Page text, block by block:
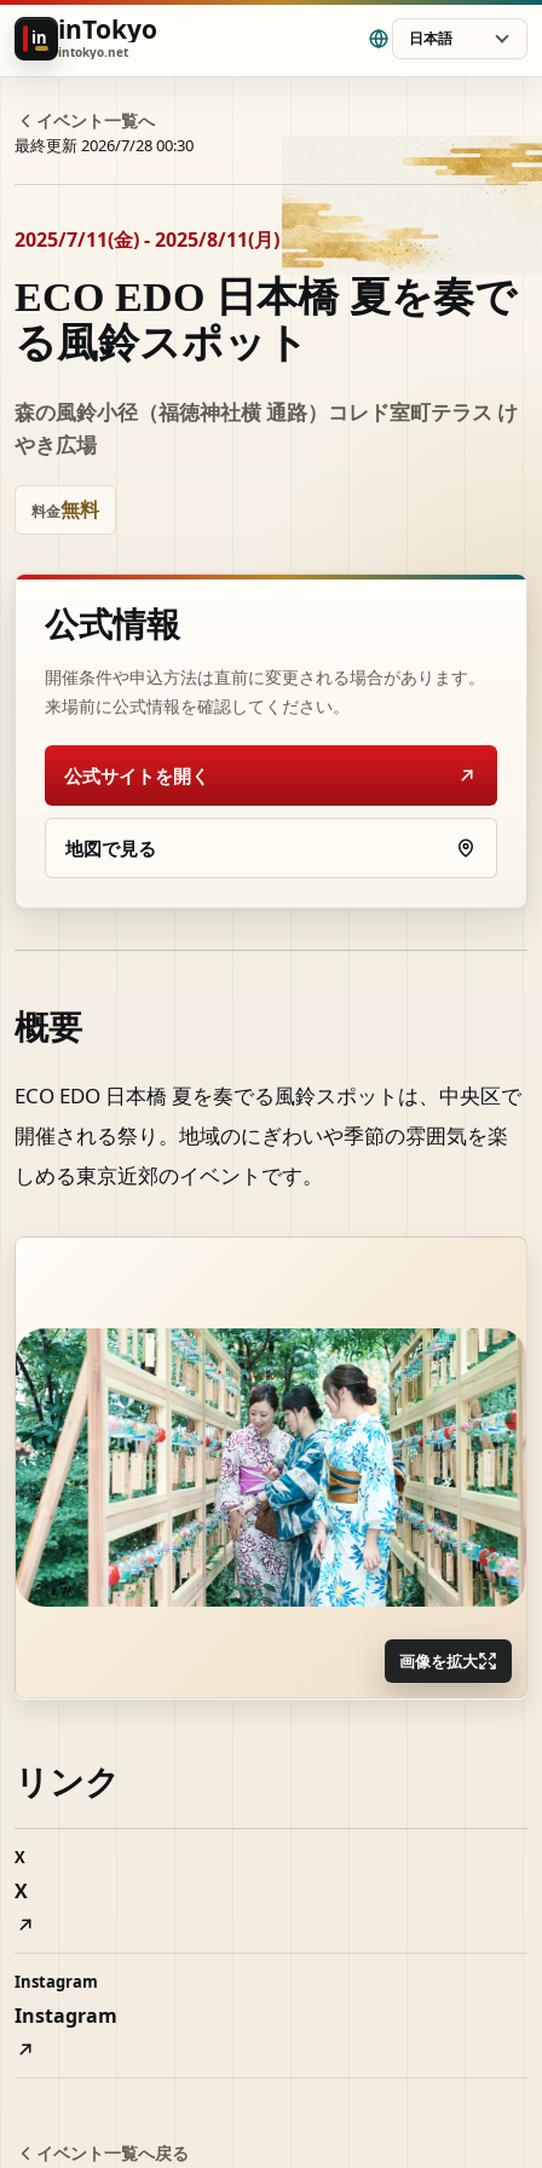
in inTokyo
intokyo.net
日本語
イベント一覧へ
最終更新 2026/7/28 00:30
2025/7/11(金) - 2025/8/11(月)
ECO EDO 日本橋 夏を奏で
る風鈴スポット
森の風鈴小径（福徳神社横 通路）コレド室町テラス け
やき広場
料金無料
公式情報
開催条件や申込方法は直前に変更される場合があります。
来場前に公式情報を確認してください。
公式サイトを開く
地図で見る
概要
ECO EDO 日本橋 夏を奏でる風鈴スポットは、中央区で
開催される祭り。地域のにぎわいや季節の雰囲気を楽
しめる東京近郊のイベントです。
画像を拡大
リンク
X
X
Instagram
Instagram
イベント一覧へ戻る